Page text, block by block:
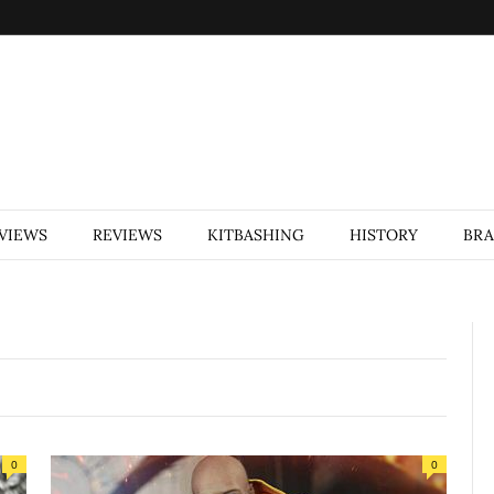
REVIEWS KITBASHING HISTORY
0 0